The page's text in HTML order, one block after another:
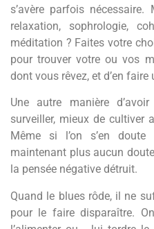
s’avère parfois
relaxation, sophrologie,
méditation ? Faites votre
pour trouver votre ou vos
dont vous rêvez, et d’en faire
Une autre manière
surveiller, mieux de cultiver
Même si l’on s’en
maintenant plus aucun
la pensée négative détruit.
Quand le blues rôde, il ne
pour le faire disparaître.